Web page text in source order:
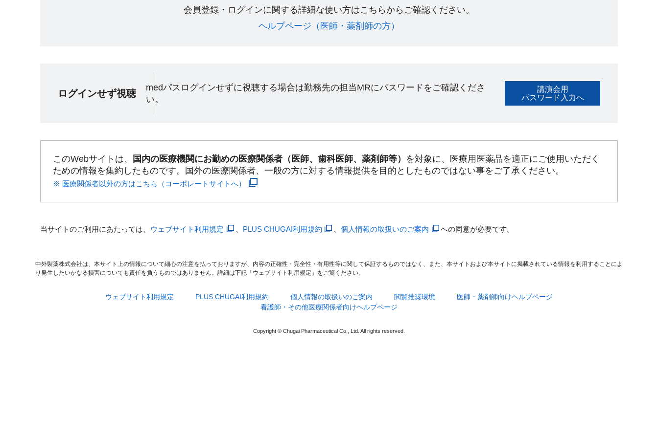
会員登録・ログインに関する詳細な使い方はこちらからご確認ください。​
ヘルプページ（医師・薬剤師の方）​
ログインせず視聴
medパスログインせずに視聴する場合は勤務先の担当MRにパスワードをご確認くださ
い。
講演会用
パスワード入力へ
このWebサイトは、 国内の医療機関にお勤めの医療関係者（医師、歯科医師、薬剤師等） を対象に、医療用医薬品を適正にご使用いただく
ための情報を集約したものです。国外の医療関係者、一般の方に対する情報提供を目的としたものではない事をご了承ください。
※ 医療関係者以外の方はこちら（コーポレートサイトへ）
当サイトのご利用にあたっては、 ウェブサイト利用規定 PLUS CHUGAI利用規約 、個人情報の取扱いのご案内 への同意が必要です。
中外製薬株式会社は、本サイト上の情報について細心の注意を払っておりますが、内容の正確性・完全性・有用性等に関して保証するものではなく、また、本サイトおよび本サイトに掲載されている情報を利用することによ
り発生したいかなる損害についても責任を負うものではありません。詳細は下記「ウェブサイト利用規定」をご覧ください。
ウェブサイト利用規定 PLUS CHUGAI利用規約 個人情報の取扱いのご案内 閲覧推奨環境
医師・薬剤師向けヘルプページ
看護師・その他医療関係者向けヘルプページ
Copyright © Chugai Pharmaceutical Co., Ltd. All rights reserved.